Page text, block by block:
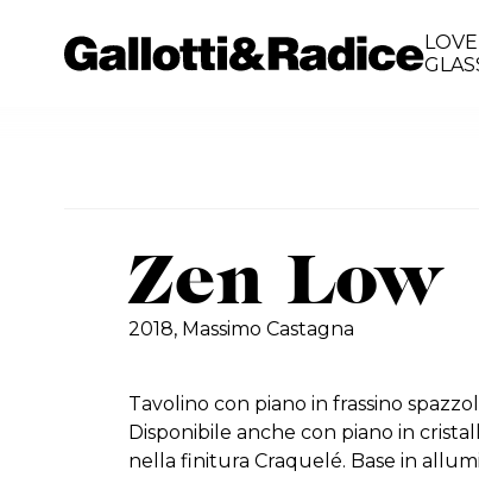
Zen Low
2018, Massimo Castagna
Tavolino con piano in frassino
Disponibile anche con piano in
nella finitura Craquelé. Base in